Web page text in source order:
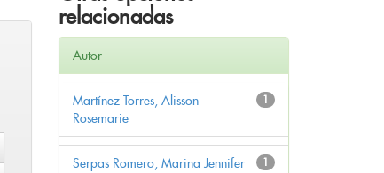
relacionadas
Autor
1
Martínez Torres, Alisson
Rosemarie
1
Serpas Romero, Marina Jennifer